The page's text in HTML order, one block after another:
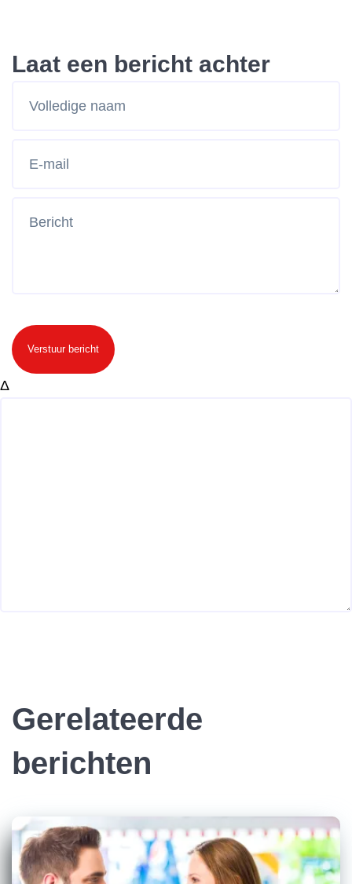
Laat een bericht achter
Verstuur bericht
Δ
Gerelateerde
berichten